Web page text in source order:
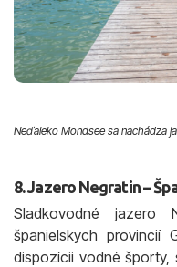
Neďaleko Mondsee sa nachádza
8. Jazero Negratin –
Sladkovodné jazero
španielskych provincií
dispozícii vodné